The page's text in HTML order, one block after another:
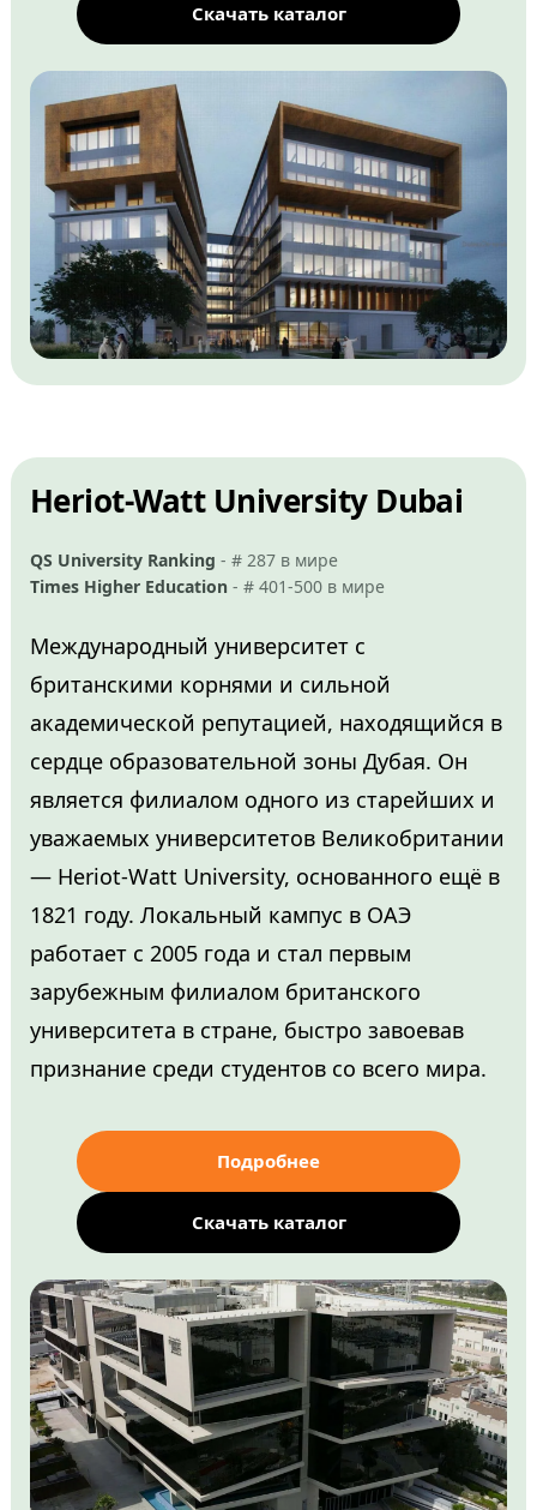
Скачать каталог
Heriot-Watt University Dubai
QS University Ranking - # 287 в мире
Times Higher Education - # 401-500 в мире
Международный университет с
британскими корнями и сильной
академической репутацией, находящийся в
сердце образовательной зоны Дубая. Он
является филиалом одного из старейших и
уважаемых университетов Великобритании
— Heriot-Watt University, основанного ещё в
1821 году. Локальный кампус в ОАЭ
работает с 2005 года и стал первым
зарубежным филиалом британского
университета в стране, быстро завоевав
признание среди студентов со всего мира.
Подробнее
Скачать каталог